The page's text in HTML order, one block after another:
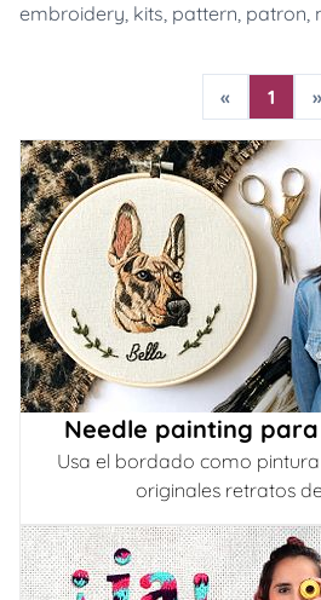
embroidery, kits, pattern, patron,
« 1 »
Needle painting
Usa el bordado como
originales retratos